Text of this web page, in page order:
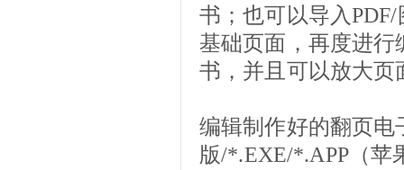
书；也可以导入
基础页面，再度进
书，并且可以放大页
编辑制作好的翻页
版/*.EXE/*.APP（苹